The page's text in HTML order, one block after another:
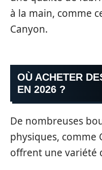
à la main, comme
Canyon.
OÙ ACHETER
EN 2026 ?
De nombreuses
physiques, comme
offrent une variété